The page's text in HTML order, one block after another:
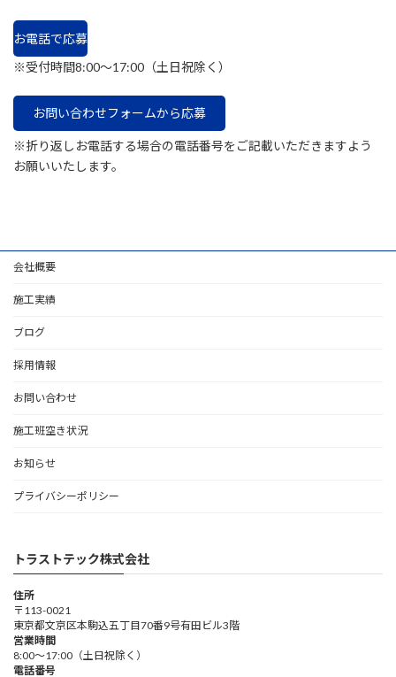
お電話で応募
※受付時間8:00～17:00（土日祝除く）
お問い合わせフォームから応募
※折り返しお電話する場合の電話番号をご記載いただきますよう
お願いいたします。
会社概要
施工実績
ブログ
採用情報
お問い合わせ
施工班空き状況
お知らせ
プライバシーポリシー
トラストテック株式会社
住所
〒113-0021
東京都文京区本駒込五丁目70番9号有田ビル3階
営業時間
8:00～17:00（土日祝除く）
電話番号